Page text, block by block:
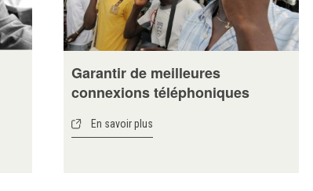
Garantir de meilleures
connexions téléphoniques
En savoir plus